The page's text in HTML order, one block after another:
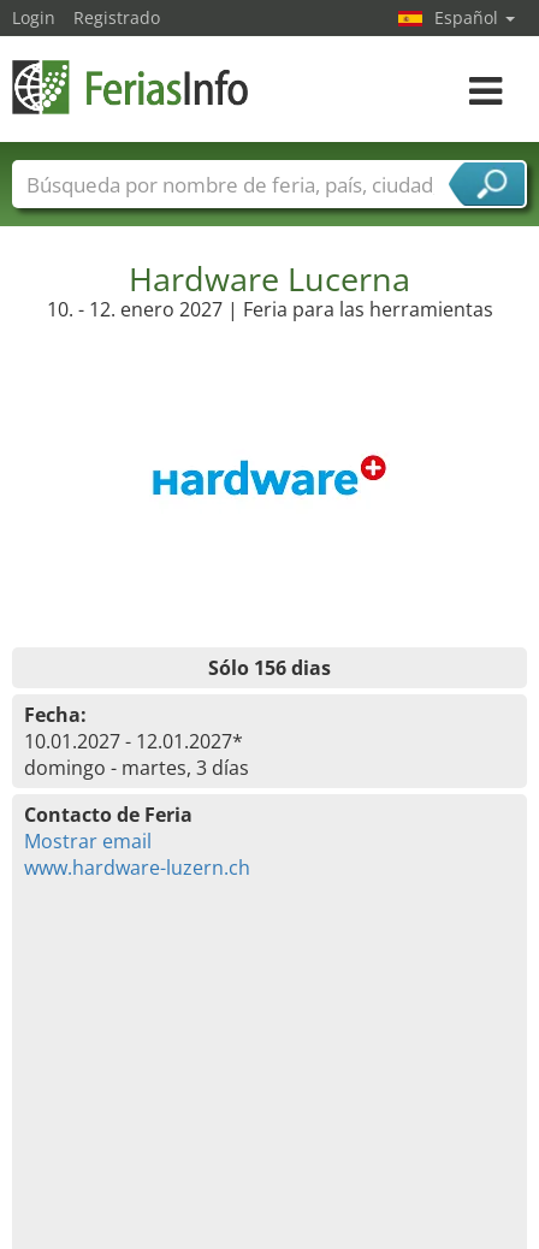
Hardware Lucerna
10. - 12. enero 2027 | Feria para las herramientas
Sólo 156 dias
Fecha:
10.01.2027 - 12.01.2027*
domingo - martes, 3 días
Contacto de Feria
Mostrar email
www.hardware-luzern.ch
Login Registrado Español
toggle
Nombres de ferias Países
Ciudades
Sectores de proveedor de servicios